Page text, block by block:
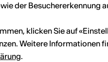
der Besuchererkennung
klicken Sie auf
Weitere Informationen
.